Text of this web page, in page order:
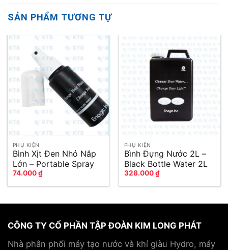
SẢN PHẨM TƯƠNG TỰ
PHỤ KIỆN
Bình Xịt Đen Nhỏ Nắp
Lớn – Portable Spray
Black
74.000₫
PHỤ KIỆN
Bình Đựng Nước 2L –
Black Bottle Water 2L
328.000₫
CÔNG TY CỔ PHẦN TẬP ĐOÀN KIM LONG PHÁT
Nhà phân phối máy tạo nước và khí giàu Hydro, máy